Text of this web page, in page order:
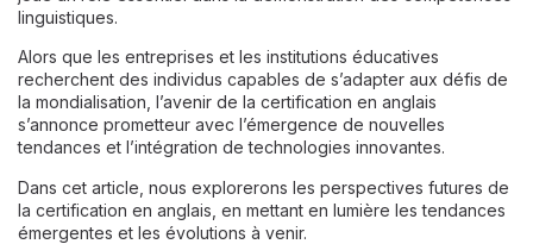
linguistiques.
Alors que les entreprises et les institutions éducatives
recherchent des individus capables de s’adapter aux défis de
la mondialisation, l’avenir de la certification en anglais
s’annonce prometteur avec l’émergence de nouvelles
tendances et l’intégration de technologies innovantes.
Dans cet article, nous explorerons les perspectives futures de
la certification en anglais, en mettant en lumière les tendances
émergentes et les évolutions à venir.